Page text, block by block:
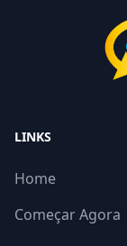
LINKS
Home
Começar Agora